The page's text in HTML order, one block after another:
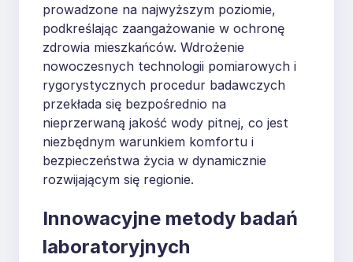
prowadzone na najwyższym poziomie,
podkreślając zaangażowanie w ochronę
zdrowia mieszkańców. Wdrożenie
nowoczesnych technologii pomiarowych i
rygorystycznych procedur badawczych
przekłada się bezpośrednio na
nieprzerwaną jakość wody pitnej, co jest
niezbędnym warunkiem komfortu i
bezpieczeństwa życia w dynamicznie
rozwijającym się regionie.
Innowacyjne metody badań
laboratoryjnych